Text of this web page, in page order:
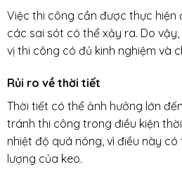
Việc thi công cần được thực
các sai sót có thể xảy ra. Do
vị thi công có đủ kinh nghiệm và
Rủi ro về thời tiết
Thời tiết có thể ảnh hưởng lớn
tránh thi công trong điều kiện
nhiệt độ quá nóng, vì điều này
lượng của keo.